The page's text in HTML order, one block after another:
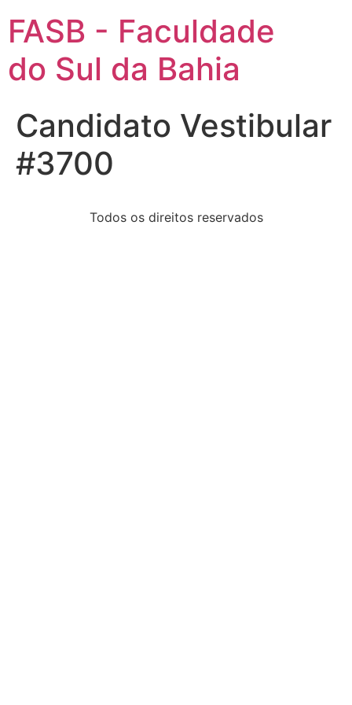
FASB - Faculdade
do Sul da Bahia
Candidato Vestibular
#3700
Todos os direitos reservados